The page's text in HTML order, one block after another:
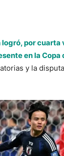
por cuarta
en la Copa
y la